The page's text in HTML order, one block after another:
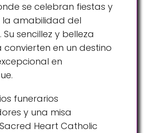
se celebran fiestas y
la amabilidad del
sencillez y belleza
convierten en un destino
en
funerarios
y una misa
Heart Catholic